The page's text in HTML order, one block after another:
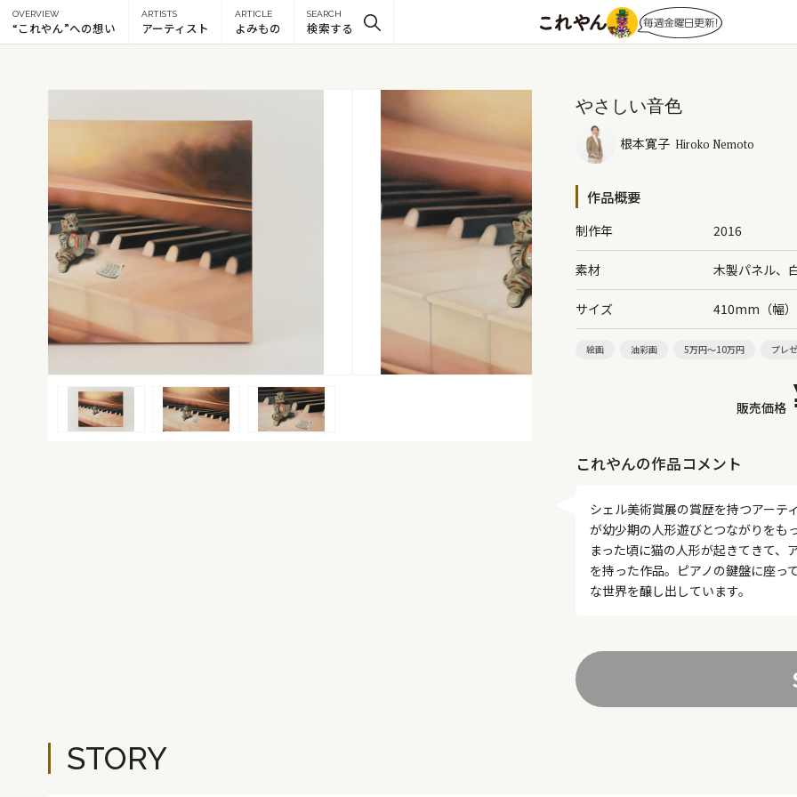
OVERVIEW
“これやん”への想い
ARTISTS
アーティスト
ARTICLE
よみもの
SEARCH
検索する
やさしい音色
根本寛子 Hiroko Nemoto
作品概要
制作年 2016
素材 木製パネル、
サイズ 410mm（幅
絵画 油彩画 5万円～10万円 プレ
販売価格
これやんの作品コメント
シェル美術賞展の賞歴を持つアーテ
が幼少期の人形遊びとつながりをも
まった頃に猫の人形が起きてきて、
を持った作品。ピアノの鍵盤に座っ
な世界を醸し出しています。
STORY